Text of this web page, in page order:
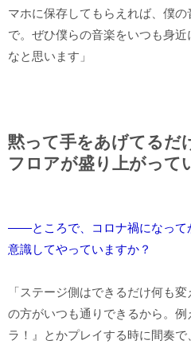
マホに保存してもらえれば、僕
で。ぜひ僕らの音楽をいつも身
なと思います」
黙って手をあげてるだ
フロアが盛り上がって
――ところで、コロナ禍になって
意識してやっていますか？
「ステージ側はできるだけ何も
の方がいつも通りできるから。
ラ！』とかプレイする時に間奏